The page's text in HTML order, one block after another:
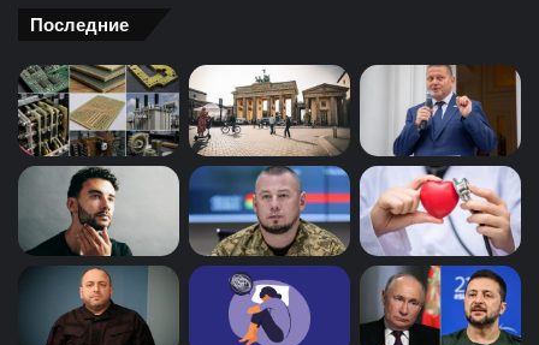
Последние